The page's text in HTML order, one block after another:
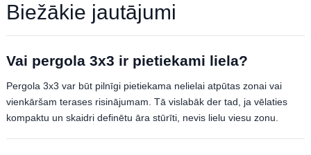
Biežākie jautājumi
Vai pergola 3x3 ir pietiekami liela?
Pergola 3x3 var būt pilnīgi pietiekama nelielai atpūtas zonai vai
vienkāršam terases risinājumam. Tā vislabāk der tad, ja vēlaties
kompaktu un skaidri definētu āra stūrīti, nevis lielu viesu zonu.